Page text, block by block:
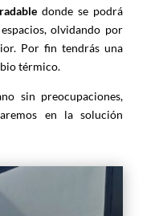
donde se podrá
olvidando por
Por fin tendrás una
térmico.
sin preocupaciones,
en la solución